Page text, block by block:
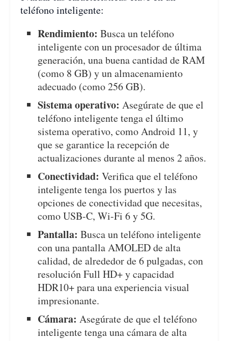
teléfono inteligente:
Rendimiento: Busca un teléfono
inteligente con un procesador de última
generación, una buena cantidad de RAM
(como 8 GB) y un almacenamiento
adecuado (como 256 GB).
Sistema operativo: Asegúrate de que el
teléfono inteligente tenga el último
sistema operativo, como Android 11, y
que se garantice la recepción de
actualizaciones durante al menos 2 años.
Conectividad: Verifica que el teléfono
inteligente tenga los puertos y las
opciones de conectividad que necesitas,
como USB-C, Wi-Fi 6 y 5G.
Pantalla: Busca un teléfono inteligente
con una pantalla AMOLED de alta
calidad, de alrededor de 6 pulgadas, con
resolución Full HD+ y capacidad
HDR10+ para una experiencia visual
impresionante.
Cámara: Asegúrate de que el teléfono
inteligente tenga una cámara de alta